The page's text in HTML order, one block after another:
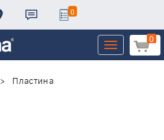
0
0
Toggle
navigation
Пластина